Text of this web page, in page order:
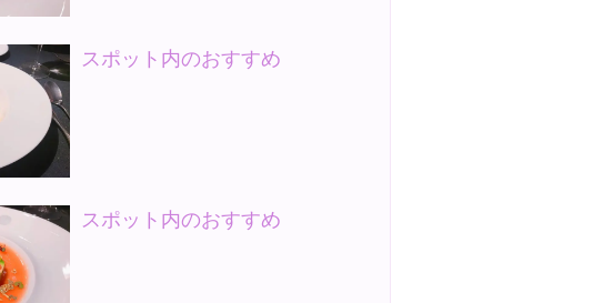
スポット内のおすすめ
スポット内のおすすめ